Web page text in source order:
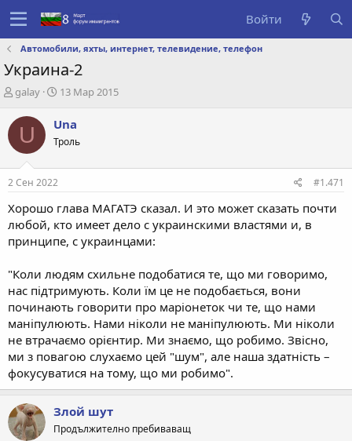
Войти
Автомобили, яхты, интернет, телевидение, телефон
Украина-2
А
т
р
е
м
ы
galay
Д
т
а
с
а
и
я
13 Мар 2015
U Una
Троль
2 Сен 2022 #1.471
Хорошо глава МАГАТЭ сказал. И это может сказать почти
любой, кто имеет дело с украинскими властями и, в
принципе, с украинцами:
"Коли людям схильне подобатися те, що ми говоримо,
нас підтримують. Коли їм це не подобається, вони
починають говорити про маріонеток чи те, що нами
маніпулюють. Нами ніколи не маніпулюють. Ми ніколи
не втрачаємо орієнтир. Ми знаємо, що робимо. Звісно,
ми з повагою слухаємо цей "шум", але наша здатність –
фокусуватися на тому, що ми робимо".
Злой шут
Продължително пребиваващ